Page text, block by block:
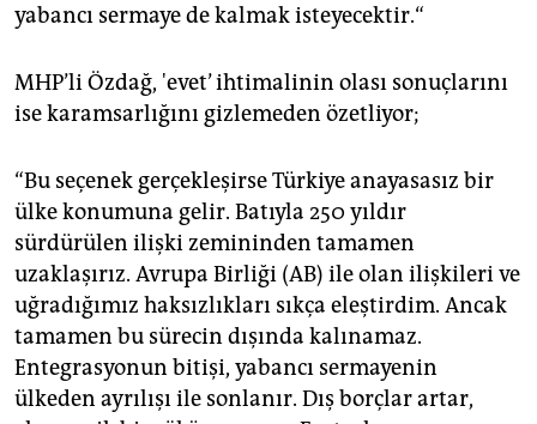
yabancı sermaye de kalmak isteyecektir.“
MHP’li Özdağ, 'evet’ ihtimalinin olası sonuçlarını
ise karamsarlığını gizlemeden özetliyor;
“Bu seçenek gerçekleşirse Türkiye anayasasız bir
ülke konumuna gelir. Batıyla 250 yıldır
sürdürülen ilişki zemininden tamamen
uzaklaşırız. Avrupa Birliği (AB) ile olan ilişkileri ve
uğradığımız haksızlıkları sıkça eleştirdim. Ancak
tamamen bu sürecin dışında kalınamaz.
Entegrasyonun bitişi, yabancı sermayenin
ülkeden ayrılışı ile sonlanır. Dış borçlar artar,